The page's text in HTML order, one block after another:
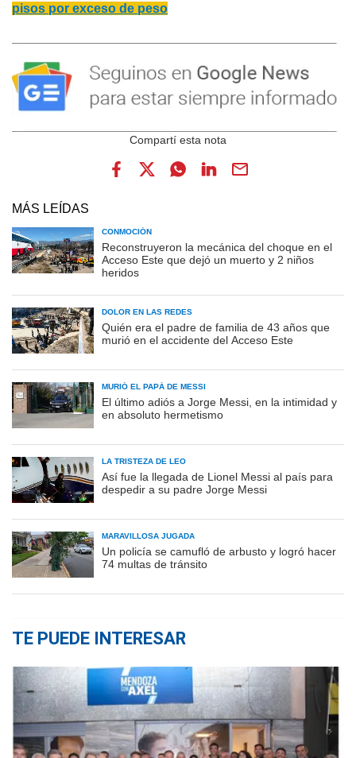
pisos por exceso de peso
MÁS LEÍDAS
CONMOCIÓN
Reconstruyeron la mecánica del choque en el
Acceso Este que dejó un muerto y 2 niños
heridos
DOLOR EN LAS REDES
Quién era el padre de familia de 43 años que
murió en el accidente del Acceso Este
MURIÓ EL PAPÁ DE MESSI
El último adiós a Jorge Messi, en la intimidad y
en absoluto hermetismo
LA TRISTEZA DE LEO
Así fue la llegada de Lionel Messi al país para
despedir a su padre Jorge Messi
MARAVILLOSA JUGADA
Un policía se camufló de arbusto y logró hacer
74 multas de tránsito
TE PUEDE INTERESAR